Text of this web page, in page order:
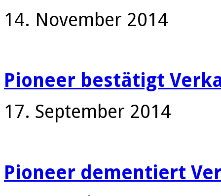
14. November 2014
Pioneer bestätigt
17. September 2014
Pioneer dementiert